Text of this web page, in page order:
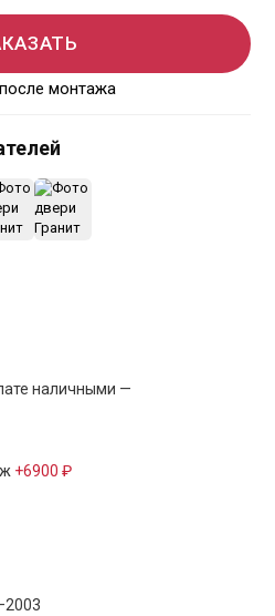
монтажа
наличными —
+6900 ₽